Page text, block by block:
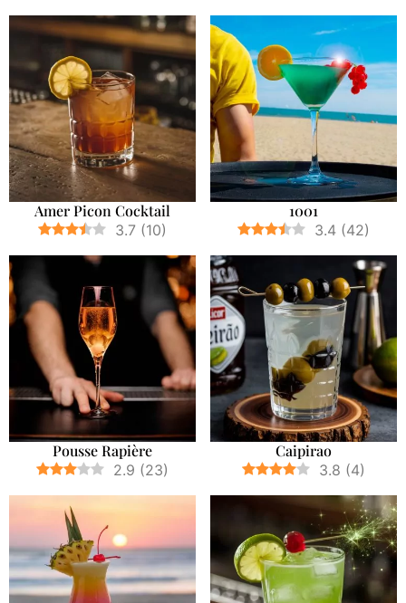
Amer Picon Cocktail
3.7 (10)
1001
3.4 (42)
Pousse Rapière
2.9 (23)
Caipirao
3.8 (4)